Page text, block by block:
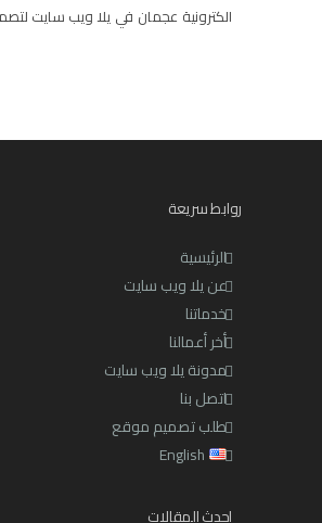
الكترونية عجمان في يلا ويب سايت
روابط سريعة
الرئيسية
عن يلا ويب سايت
خدماتنا
أخر أعمالنا
مدونة يلا ويب سايت
اتصل بنا
طلب تصميم موقع
English
احدث المقالات